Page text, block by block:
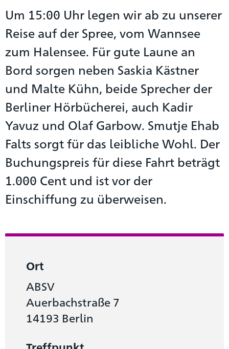
Um 15:00 Uhr legen wir ab zu unserer
Reise auf der Spree, vom Wannsee
zum Halensee. Für gute Laune an
Bord sorgen neben Saskia Kästner
und Malte Kühn, beide Sprecher der
Berliner Hörbücherei, auch Kadir
Yavuz und Olaf Garbow. Smutje Ehab
Falts sorgt für das leibliche Wohl. Der
Buchungspreis für diese Fahrt beträgt
1.000 Cent und ist vor der
Einschiffung zu überweisen.
Ort
ABSV
Auerbachstraße 7
14193 Berlin